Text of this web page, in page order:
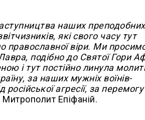
наших преподобних
які свого часу тут
православної віри. Ми
подібно до Святої Гори
і тут постійно линула
за наших мужніх воїнів-
агресії, за перемогу
Епіфаній.